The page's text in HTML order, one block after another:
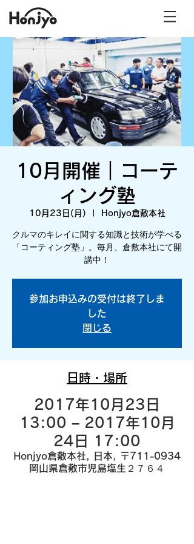
10月開催｜コーテ
ィング塾
10月23日(月) Honjyo倉敷本社
クルマのキレイに関する知識と技術が学べる
「コーティング塾」。毎月、倉敷本社にて開
講中！
参加お申込みの受付は終了しま
した
閉じる
日時・場所
2017年10月23日
13:00 – 2017年10月
24日 17:00
Honjyo倉敷本社, 日本, 〒711-0934
岡山県倉敷市児島塩生２７６４